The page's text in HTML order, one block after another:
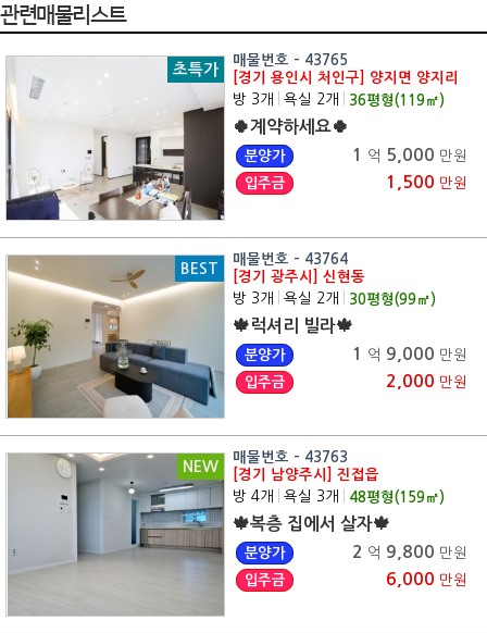
관련매물리스트
초특가
매물번호 - 43765
[경기 용인시 처인구] 양지면 양지리
방 3개
욕실 2개 36평형(119㎡)
🍀계약하세요🍀
분양가 1 억 5,000 만원
입주금
1,500 만원
BEST
매물번호 - 43764
[경기 광주시] 신현동
방 3개
욕실 2개 30평형(99㎡)
🍁럭셔리 빌라🍁
분양가 1 억 9,000 만원
입주금
2,000 만원
NEW
매물번호 - 43763
[경기 남양주시] 진접읍
방 4개
욕실 3개 48평형(159㎡)
🍁복층 집에서 살자🍁
분양가 2 억 9,800 만원
입주금
6,000 만원